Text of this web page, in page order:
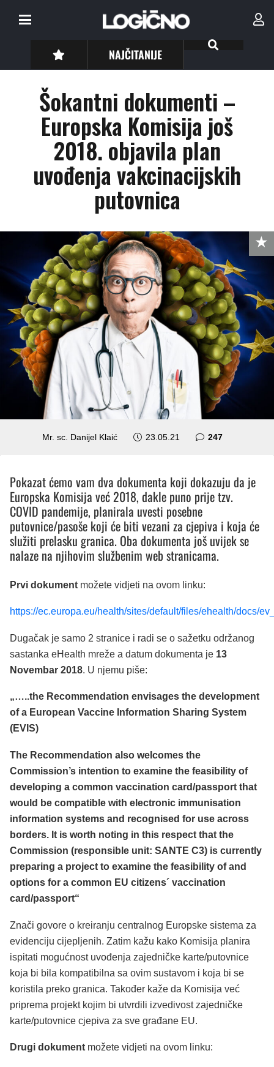
NAJČITANIJE
Šokantni dokumenti –
Europska Komisija još
2018. objavila plan
uvođenja vakcinacijskih
putovnica
Mr. sc. Danijel Klaić 23.05.21 247komentara
Pokazat ćemo vam dva dokumenta koji dokazuju da je
Europska Komisija već 2018, dakle puno prije tzv.
COVID pandemije, planirala uvesti posebne
putovnice/pasoše koji će biti vezani za cjepiva i koja će
služiti prelasku granica. Oba dokumenta još uvijek se
nalaze na njihovim službenim web stranicama.
Prvi dokument možete vidjeti na ovom linku:
https://ec.europa.eu/health/sites/default/files/ehealth/docs/
Dugačak je samo 2 stranice i radi se o sažetku održanog
sastanka eHealth mreže a datum dokumenta je 13
Novembar 2018. U njemu piše:
„…..the Recommendation envisages the development
of a European Vaccine Information Sharing System
(EVIS)
The Recommendation also welcomes the
Commission’s intention to examine the feasibility of
developing a common vaccination card/passport that
would be compatible with electronic immunisation
information systems and recognised for use across
borders. It is worth noting in this respect that the
Commission (responsible unit: SANTE C3) is currently
preparing a project to examine the feasibility of and
options for a common EU citizens´ vaccination
card/passport“
Znači govore o kreiranju centralnog Europske sistema za
evidenciju cijepljenih. Zatim kažu kako Komisija planira
ispitati mogućnost uvođenja zajedničke karte/putovnice
koja bi bila kompatibilna sa ovim sustavom i koja bi se
koristila preko granica. Također kaže da Komisija već
priprema projekt kojim bi utvrdili izvedivost zajedničke
karte/putovnice cjepiva za sve građane EU.
Drugi dokument možete vidjeti na ovom linku: